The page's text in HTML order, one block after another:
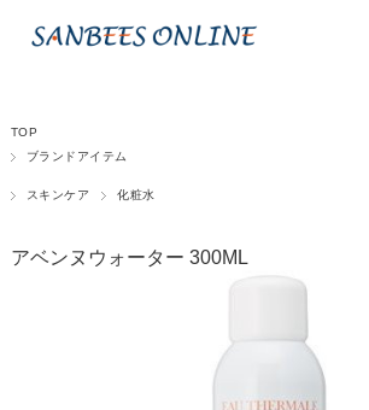
TOP
ブランドアイテム
スキンケア 化粧水
アベンヌウォーター 300ML